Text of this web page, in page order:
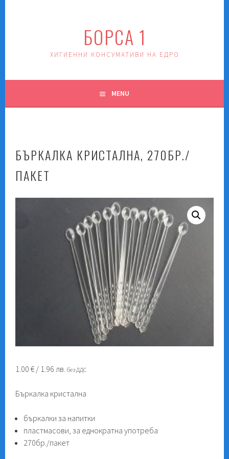
БОРСА 1
ХИГИЕННИ КОНСУМАТИВИ НА ЕДРО
MENU
БЪРКАЛКА КРИСТАЛНА, 270БР./
ПАКЕТ
1.00€ / 1.96 лв.без ДДС
Бъркалка кристална
бъркалки за напитки
пластмасови, за еднократна употреба
270бр./пакет